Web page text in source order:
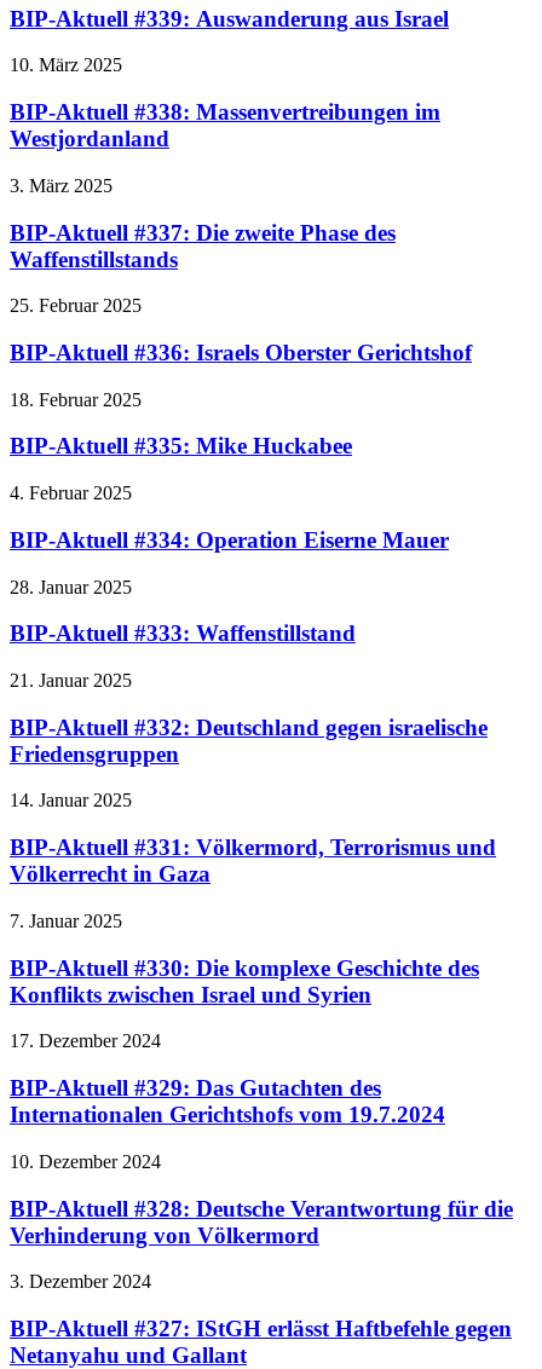
BIP-Aktuell #339: Auswanderung aus Israel
10. März 2025
BIP-Aktuell #338: Massenvertreibungen im
Westjordanland
3. März 2025
BIP-Aktuell #337: Die zweite Phase des
Waffenstillstands
25. Februar 2025
BIP-Aktuell #336: Israels Oberster Gerichtshof
18. Februar 2025
BIP-Aktuell #335: Mike Huckabee
4. Februar 2025
BIP-Aktuell #334: Operation Eiserne Mauer
28. Januar 2025
BIP-Aktuell #333: Waffenstillstand
21. Januar 2025
BIP-Aktuell #332: Deutschland gegen israelische
Friedensgruppen
14. Januar 2025
BIP-Aktuell #331: Völkermord, Terrorismus und
Völkerrecht in Gaza
7. Januar 2025
BIP-Aktuell #330: Die komplexe Geschichte des
Konflikts zwischen Israel und Syrien
17. Dezember 2024
BIP-Aktuell #329: Das Gutachten des
Internationalen Gerichtshofs vom 19.7.2024
10. Dezember 2024
BIP-Aktuell #328: Deutsche Verantwortung für die
Verhinderung von Völkermord
3. Dezember 2024
BIP-Aktuell #327: IStGH erlässt Haftbefehle gegen
Netanyahu und Gallant